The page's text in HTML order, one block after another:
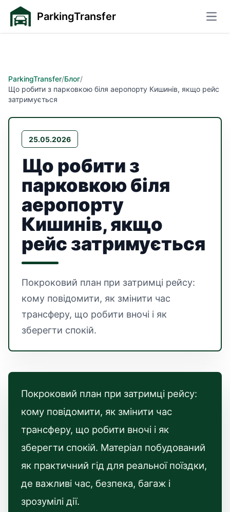
ParkingTransfer
ParkingTransfer/Блог/
Що робити з парковкою біля аеропорту Кишинів, якщо рейс
затримується
25.05.2026
Що робити з
парковкою біля
аеропорту
Кишинів, якщо
рейс затримується
Покроковий план при затримці рейсу:
кому повідомити, як змінити час
трансферу, що робити вночі і як
зберегти спокій.
Покроковий план при затримці рейсу:
кому повідомити, як змінити час
трансферу, що робити вночі і як
зберегти спокій. Матеріал побудований
як практичний гід для реальної поїздки,
де важливі час, безпека, багаж і
зрозумілі дії.